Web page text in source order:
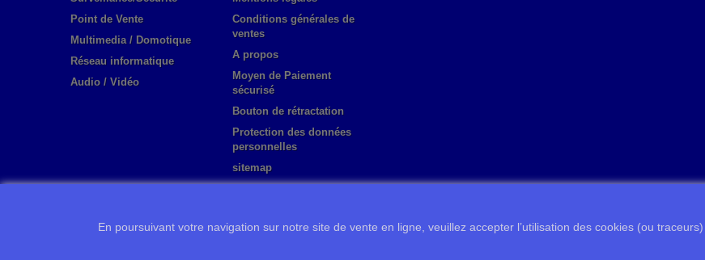
Point de Vente
Multimedia / Domotique
Réseau informatique
Audio / Vidéo
Conditions générales de
ventes
A propos
Moyen de Paiement
sécurisé
Bouton de rétractation
Protection des données
personnelles
sitemap
En poursuivant votre navigation sur notre site de vente en ligne, veuillez accepter l’utilisation des cookies (ou